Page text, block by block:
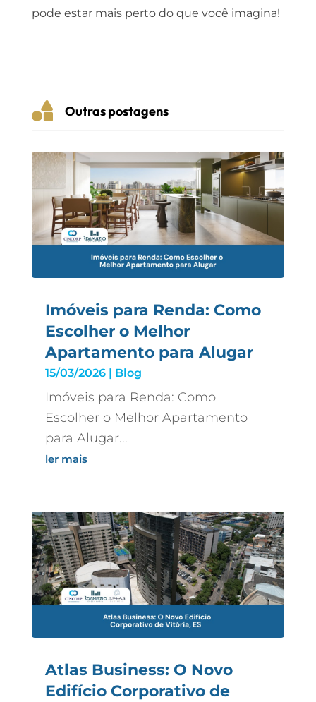
pode estar mais perto do que você imagina!
 Outras postagens
Imóveis para Renda: Como
Escolher o Melhor
Apartamento para Alugar
15/03/2026| Blog
Imóveis para Renda: Como
Escolher o Melhor Apartamento
para Alugar...
ler mais
Atlas Business: O Novo
Edifício Corporativo de